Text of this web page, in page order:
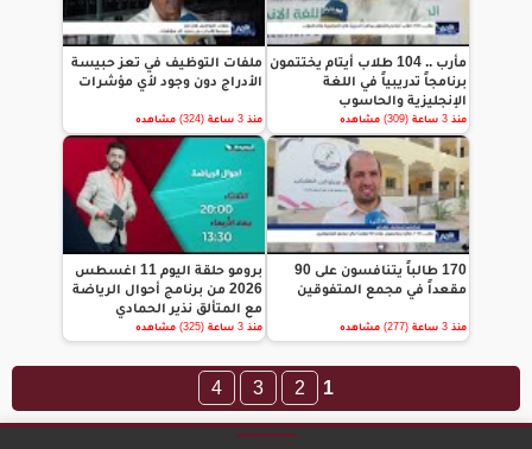
مأرب .. 104 طلاب أيتام يختتمون
برنامجاً تدريبياً في اللغة
الإنجليزية والحاسوب
منذ 3 ساعة (309) مشاهده
ملفات التوظيف في تعز حبيسة
الأدراج دون وجود لأي مؤشرات
منذ 3 ساعة (324) مشاهده
170 طالباً يتنافسون على 90
مقعداً في مجمع المتفوقين
منذ 3 ساعة (277) مشاهده
برومو حلقة اليوم 11 اغسطس
2026 من برنامج أحوال الرياضة
مع المتألق نذير الحمادي
منذ 3 ساعة (325) مشاهده
1
2
3
4